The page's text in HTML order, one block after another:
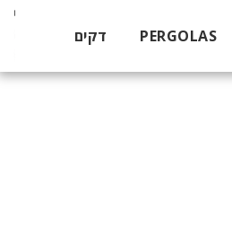
PERGOLAS